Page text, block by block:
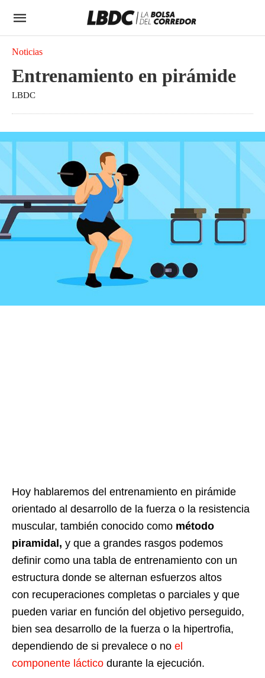
Noticias
Entrenamiento en pirámide
LBDC
Hoy hablaremos del entrenamiento en pirámide
orientado al desarrollo de la fuerza o la resistencia
muscular, también conocido como método
piramidal, y que a grandes rasgos podemos
definir como una tabla de entrenamiento con un
estructura donde se alternan esfuerzos altos
con recuperaciones completas o parciales y que
pueden variar en función del objetivo perseguido,
bien sea desarrollo de la fuerza o la hipertrofia,
dependiendo de si prevalece o no el
componente láctico durante la ejecución.